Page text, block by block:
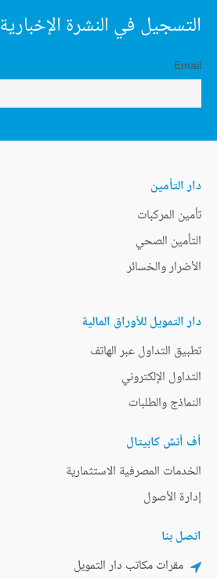
التسجيل في النشرة الإخبارية
Email
دار التأمين
تأمين المركبات
التأمين الصحي
الأضرار والخسائر
دار التمويل للأوراق المالية
تطبيق التداول عبر الهاتف
التداول الإلكتروني
النماذج والطلبات
أف أتش كابيتال
الخدمات المصرفية الاستثمارية
إدارة الأصول
اتصل بنا
مقرات مكاتب دار التمويل